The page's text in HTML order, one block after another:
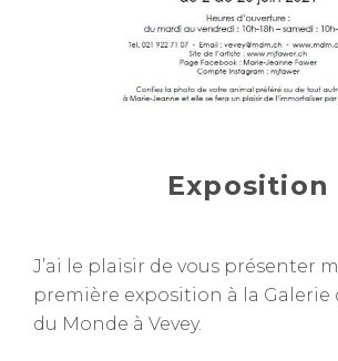
Exposition
J’ai le plaisir de vous présenter
première exposition à la Galerie
du Monde à Vevey.